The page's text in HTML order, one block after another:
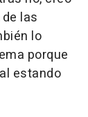
las
lo
porque
estando